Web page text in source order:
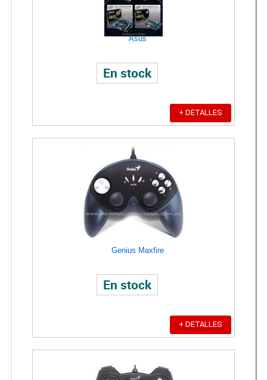
Asus
En stock
+ DETALLES
Genius Maxfire
En stock
+ DETALLES